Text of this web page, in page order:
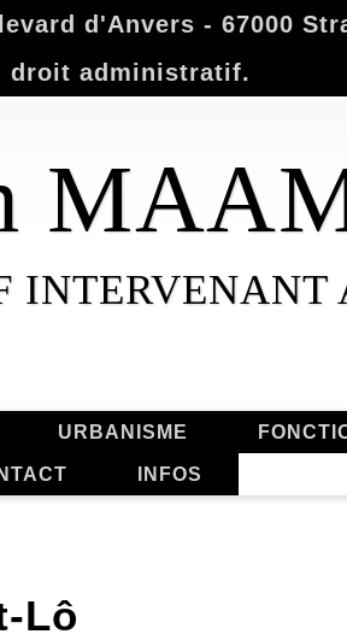
d'Anvers - 67000
droit administratif.
INTERVENANT
URBANISME
INFOS
Lô